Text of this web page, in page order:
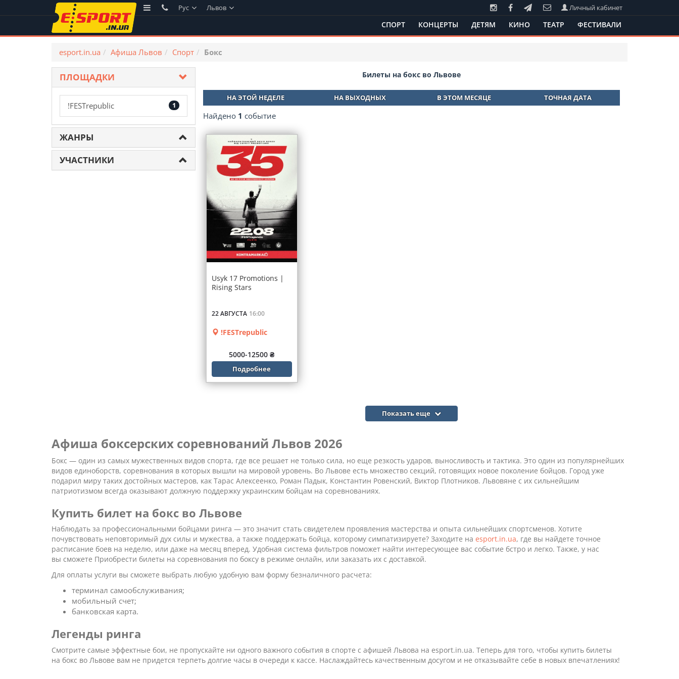
Рус Львов Личный кабинет
СПОРТ КОНЦЕРТЫ ДЕТЯМ КИНО ТЕАТР ФЕСТИВАЛИ
esport.in.ua Афиша Львов Спорт Бокс
ПЛОЩАДКИ
1
!FESTrepublic
ЖАНРЫ
УЧАСТНИКИ
Билеты на бокс во Львове
НА ЭТОЙ НЕДЕЛЕ НА ВЫХОДНЫХ В ЭТОМ МЕСЯЦЕ ТОЧНАЯ ДАТА
Найдено 1 событие
Usyk 17 Promotions |
Rising Stars
22 АВГУСТА 16:00
!FESTrepublic
5000-12500 ₴
Подробнее
Показать еще
Афиша боксерских соревнований Львов 2026
Бокс — один из самых мужественных видов спорта, где все решает не только сила, но еще резкость ударов, выносливость и тактика. Это один из популярнейших
видов единоборств, соревнования в которых вышли на мировой уровень. Во Львове есть множество секций, готовящих новое поколение бойцов. Город уже
подарил миру таких достойных мастеров, как Тарас Алексеенко, Роман Падык, Константин Ровенский, Виктор Плотников. Львовяне с их сильнейшим
патриотизмом всегда оказывают должную поддержку украинским бойцам на соревнованиях.
Купить билет на бокс во Львове
Наблюдать за профессиональными бойцами ринга — это значит стать свидетелем проявления мастерства и опыта сильнейших спортсменов. Хотите
почувствовать неповторимый дух силы и мужества, а также поддержать бойца, которому симпатизируете? Заходите на esport.in.ua, где вы найдете точное
расписание боев на неделю, или даже на месяц вперед. Удобная система фильтров поможет найти интересующее вас событие бстро и легко. Также, у нас
вы сможете Приобрести билеты на соревнования по боксу в режиме онлайн, или заказать их с доставкой.
Для оплаты услуги вы сможете выбрать любую удобную вам форму безналичного расчета:
терминал самообслуживания;
мобильный счет;
банковская карта.
Легенды ринга
Смотрите самые эффектные бои, не пропускайте ни одного важного события в спорте с афишей Львова на esport.in.ua. Теперь для того, чтобы купить билеты
на бокс во Львове вам не придется терпеть долгие часы в очереди к кассе. Наслаждайтесь качественным досугом и не отказывайте себе в новых впечатлениях!